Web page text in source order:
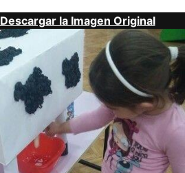
Descargar la Imagen Original